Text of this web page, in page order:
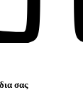
σας